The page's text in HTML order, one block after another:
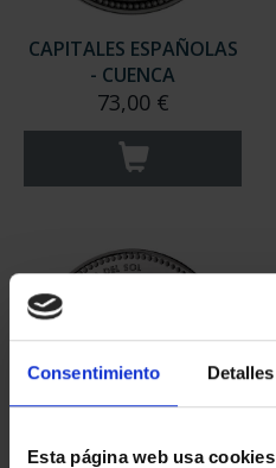
Consentimiento Detalles
Esta página web usa cookies
CAPITALES ESPAÑOLAS
- CUENCA
73,00 €